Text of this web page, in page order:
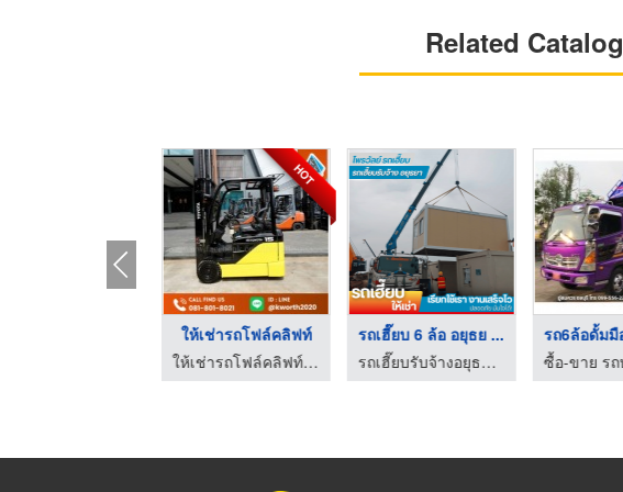
Related Catalog
HOT
ให้เช่ารถโฟล์คลิฟท์
ให้เช่ารถโฟล์คลิฟท์ ขายรถโฟล์คลิฟท์ แบตเตอรี่รถโฟล์คลิฟท์
รถเฮี๊ยบ 6 ล้อ อยุธย ...
รถเฮี๊ยบรับจ้างอยุธยา - ไพรวัลย์ รถเฮี๊ยบ